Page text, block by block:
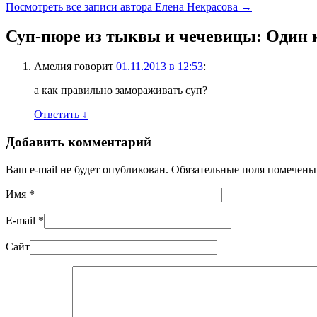
Посмотреть все записи автора Елена Некрасова →
Суп-пюре из тыквы и чечевицы: Один
Амелия говорит 01.11.2013 в 12:53:
а как правильно замораживать суп?
Ответить ↓
Добавить комментарий
Ваш e-mail не будет опубликован. Обязательные поля помечены
Имя *
E-mail *
Сайт